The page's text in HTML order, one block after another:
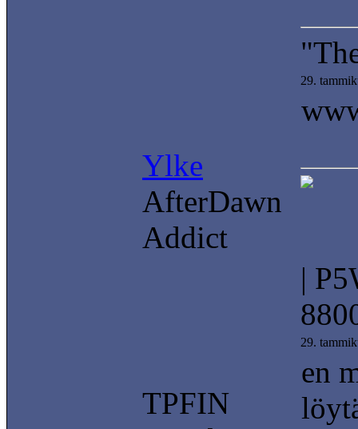
Ylke
AfterDawn
Addict
29.
|
TPFIN
29.
en